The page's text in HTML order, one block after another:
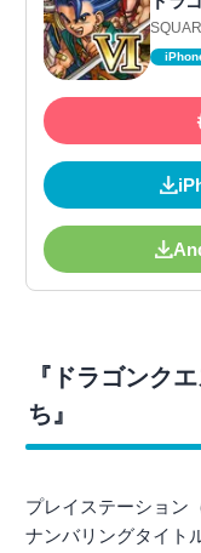
『ドラゴンク
ち』
プレイステーション
ナンバリングタイト